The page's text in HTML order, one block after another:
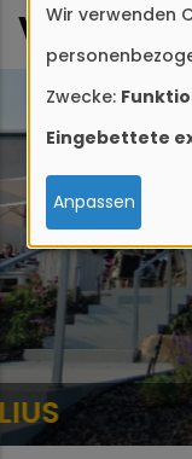
von
Daten
und
Cookies
Wir verwenden
Zwecke:
Eingebettete
Anpassen